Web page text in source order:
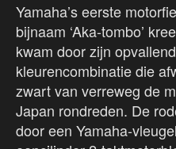
Yamaha’s eerste
bijnaam ‘Aka-tombo’
kwam door zijn
kleurencombinatie die
zwart van verreweg de
Japan rondreden. De
door een Yamaha-